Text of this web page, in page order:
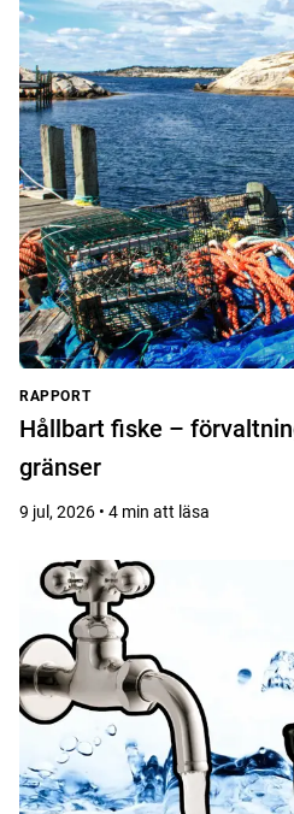
RAPPORT
Hållbart fiske –
gränser
9 jul, 2026 • 4 min att läsa